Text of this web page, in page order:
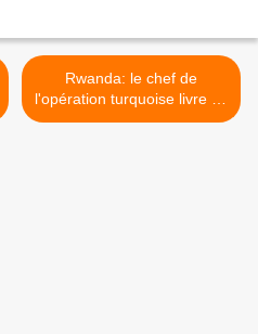
Rwanda: le chef de
l'opération turquoise livre sa
vérité >